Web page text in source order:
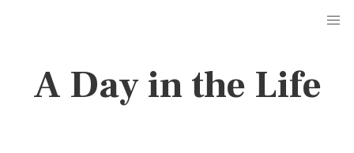
A Day in the Life